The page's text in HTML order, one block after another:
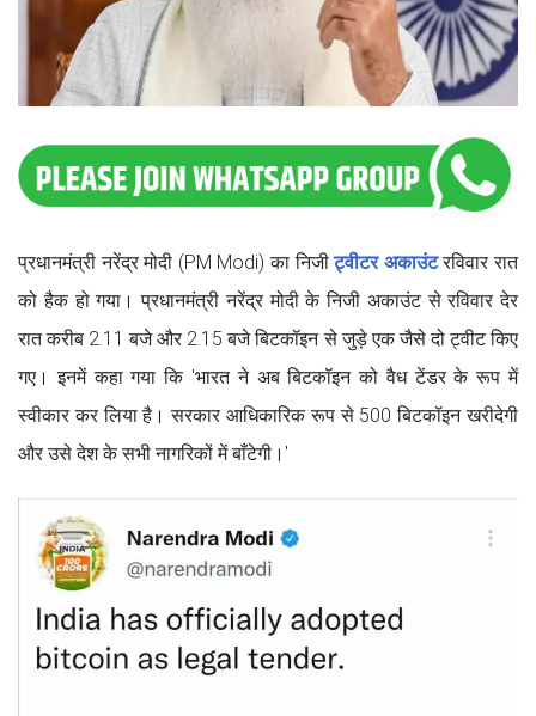
प्रधानमंत्री नरेंद्र मोदी (PM Modi) का निजीट्वीटर अकाउंटरविवार रात
को हैक हो गया। प्रधानमंत्री नरेंद्र मोदी के निजी अकाउंट से रविवार देर
रात करीब 2.11 बजे और 2.15 बजे बिटकॉइन से जुड़े एक जैसे दो ट्वीट किए
गए। इनमें कहा गया कि 'भारत ने अब बिटकॉइन को वैध टेंडर के रूप में
स्वीकार कर लिया है। सरकार आधिकारिक रूप से 500 बिटकॉइन खरीदेगी
और उसे देश के सभी नागरिकों में बाँटेगी।'